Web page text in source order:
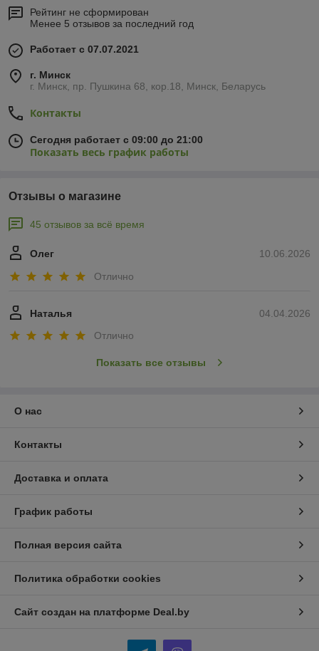
Рейтинг не сформирован
Менее 5 отзывов за последний год
Работает с 07.07.2021
г. Минск
г. Минск, пр. Пушкина 68, кор.18, Минск, Беларусь
Контакты
Сегодня работает с 09:00 до 21:00
Показать весь график работы
Отзывы о магазине
45 отзывов за всё время
10.06.2026
Олег
Отлично
04.04.2026
Наталья
Отлично
Показать все отзывы
О нас
Контакты
Доставка и оплата
График работы
Полная версия сайта
Политика обработки cookies
Сайт создан на платформе Deal.by